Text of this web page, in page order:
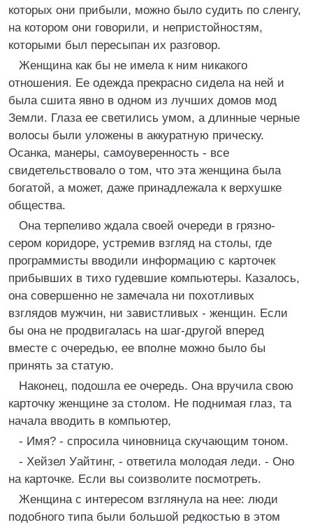
которых они прибыли, можно было судить по сленгу,
на котором они говорили, и непристойностям,
которыми был пересыпан их разговор.
Женщина как бы не имела к ним никакого
отношения. Ее одежда прекрасно сидела на ней и
была сшита явно в одном из лучших домов мод
Земли. Глаза ее светились умом, а длинные черные
волосы были уложены в аккуратную прическу.
Осанка, манеры, самоуверенность - все
свидетельствовало о том, что эта женщина была
богатой, а может, даже принадлежала к верхушке
общества.
Она терпеливо ждала своей очереди в грязно-
сером коридоре, устремив взгляд на столы, где
программисты вводили информацию с карточек
прибывших в тихо гудевшие компьютеры. Казалось,
она совершенно не замечала ни похотливых
взглядов мужчин, ни завистливых - женщин. Если
бы она не продвигалась на шаг-другой вперед
вместе с очередью, ее вполне можно было бы
принять за статую.
Наконец, подошла ее очередь. Она вручила свою
карточку женщине за столом. Не поднимая глаз, та
начала вводить в компьютер,
- Имя? - спросила чиновница скучающим тоном.
- Хейзел Уайтинг, - ответила молодая леди. - Оно
на карточке. Если вы соизволите посмотреть.
Женщина с интересом взглянула на нее: люди
подобного типа были большой редкостью в этом